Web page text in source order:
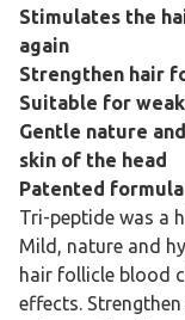
Stimulates the
again
Strengthen hair
Suitable for
Gentle nature
skin of the head
Patented formula
Tri-peptide was a
Mild, nature and
hair follicle blood
effects.